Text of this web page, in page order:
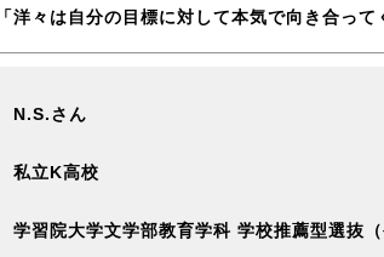
「洋々は自分の目標に対して本気で向き合って
N.S.さん
私立K高校
学習院大学文学部教育学科 学校推薦型選抜